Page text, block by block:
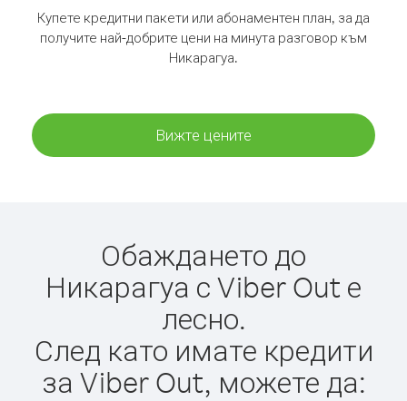
Купете кредитни пакети или абонаментен план, за да
получите най-добрите цени на минута разговор към
Никарагуа.
Вижте цените
Обаждането до
Никарагуа с Viber Out е
лесно.
След като имате кредити
за Viber Out, можете да: